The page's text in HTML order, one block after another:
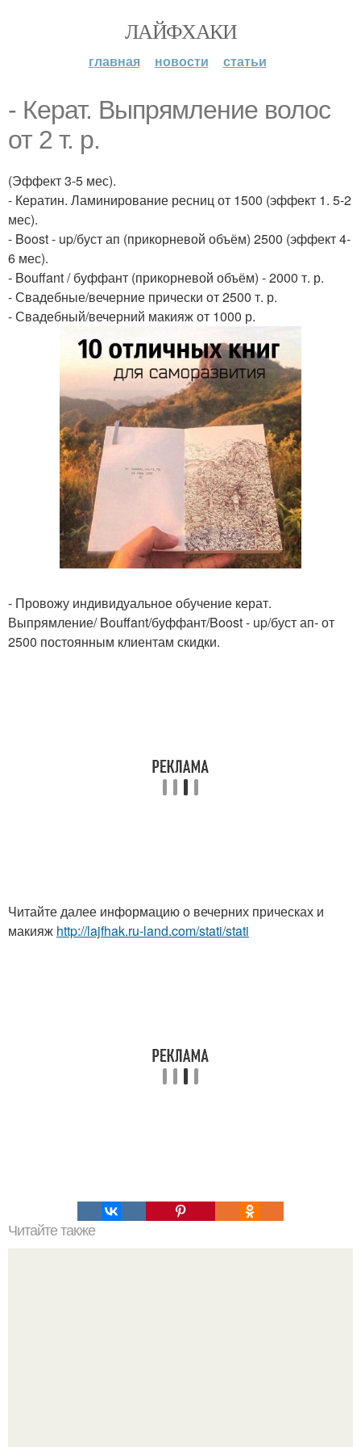
ЛАЙФХАКИ
главная новости статьи
- Керат. Выпрямление волос
от 2 т. р.
(Эффект 3-5 мес).
- Кератин. Ламинирование ресниц от 1500 (эффект 1. 5-2
мес).
- Boost - up/буст ап (прикорневой объём) 2500 (эффект 4-
6 мес).
- Bouffant / буффант (прикорневой объём) - 2000 т. р.
- Свадебные/вечерние прически от 2500 т. р.
- Свадебный/вечерний макияж от 1000 р.
- Провожу индивидуальное обучение керат.
Выпрямление/ Bouffant/буффант/Boost - up/буст ап- от
2500 постоянным клиентам скидки.
Читайте далее информацию о вечерних прическах и
макияж http://lajfhak.ru-land.com/stati/stati
Читайте также